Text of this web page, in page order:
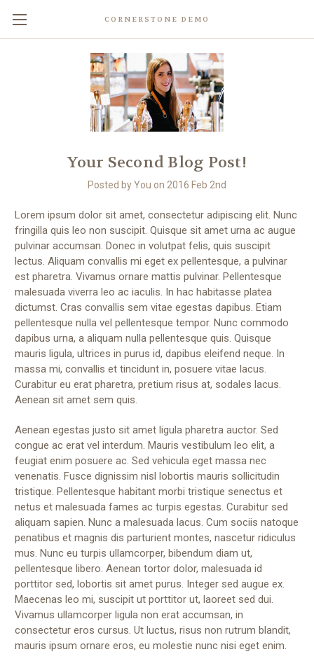
CORNERSTONE DEMO
Your Second Blog Post!
Posted by You on 2016 Feb 2nd
Lorem ipsum dolor sit amet, consectetur adipiscing elit. Nunc
fringilla quis leo non suscipit. Quisque sit amet urna ac augue
pulvinar accumsan. Donec in volutpat felis, quis suscipit
lectus. Aliquam convallis mi eget ex pellentesque, a pulvinar
est pharetra. Vivamus ornare mattis pulvinar. Pellentesque
malesuada viverra leo ac iaculis. In hac habitasse platea
dictumst. Cras convallis sem vitae egestas dapibus. Etiam
pellentesque nulla vel pellentesque tempor. Nunc commodo
dapibus urna, a aliquam nulla pellentesque quis. Quisque
mauris ligula, ultrices in purus id, dapibus eleifend neque. In
massa mi, convallis et tincidunt in, posuere vitae lacus.
Curabitur eu erat pharetra, pretium risus at, sodales lacus.
Aenean sit amet sem quis.
Aenean egestas justo sit amet ligula pharetra auctor. Sed
congue ac erat vel interdum. Mauris vestibulum leo elit, a
feugiat enim posuere ac. Sed vehicula eget massa nec
venenatis. Fusce dignissim nisl lobortis mauris sollicitudin
tristique. Pellentesque habitant morbi tristique senectus et
netus et malesuada fames ac turpis egestas. Curabitur sed
aliquam sapien. Nunc a malesuada lacus. Cum sociis natoque
penatibus et magnis dis parturient montes, nascetur ridiculus
mus. Nunc eu turpis ullamcorper, bibendum diam ut,
pellentesque libero. Aenean tortor dolor, malesuada id
porttitor sed, lobortis sit amet purus. Integer sed augue ex.
Maecenas leo mi, suscipit ut porttitor ut, laoreet sed dui.
Vivamus ullamcorper ligula non erat accumsan, in
consectetur eros cursus. Ut luctus, risus non rutrum blandit,
mauris ipsum ornare eros, eu molestie nunc nisi eget enim.